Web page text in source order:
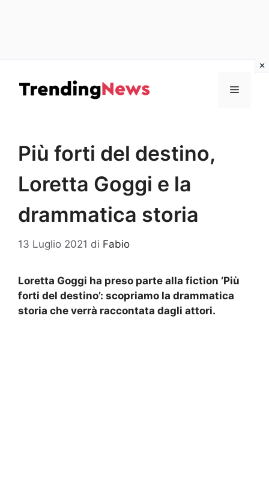
contenuto
Menu
Più forti del destino,
Loretta Goggi e la
drammatica storia
13 Luglio 2021 di Fabio
Loretta Goggi ha preso parte alla fiction ‘Più
forti del destino’: scopriamo la drammatica
storia che verrà raccontata dagli attori.